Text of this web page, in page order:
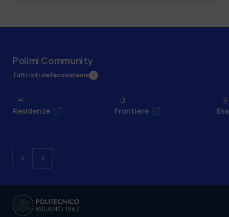
Polimi Community
Tutti i siti dell’ecosistema
Residenze Frontiere